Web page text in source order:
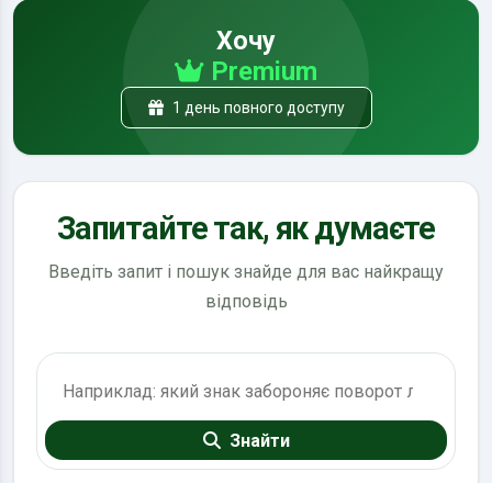
Хочу
Premium
1 день повного доступу
Запитайте так, як думаєте
Введіть запит і пошук знайде для вас найкращу
відповідь
Знайти